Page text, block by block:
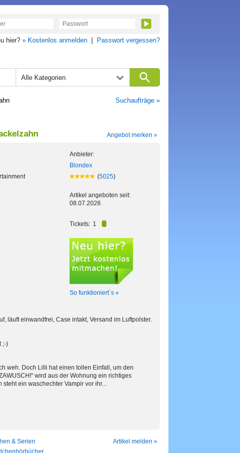
hier? » Kostenlos anmelden Passwort vergessen?
Alle Kategorien
Suchaufträge »
Angebot merken »
Anbieter:
Blondex
(5025)
Artikel angeboten seit:
08.07.2026
Tickets: 1
So funktioniert´s »
läuft einwandfrei, Case intakt, Versand im Luftpolster.
;-)
weh. Doch Lilli hat einen tollen Einfall, um den
wird aus der Wohnung ein richtiges
ein waschechter Vampir vor ihr...
& Serien
Artikel melden »